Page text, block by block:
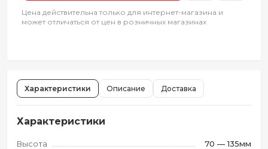
Цена действительна только для интернет-магазина и
может отличаться от цен в розничных магазинах
Характеристики Описание Доставка
Характеристики
Высота
70 — 135мм